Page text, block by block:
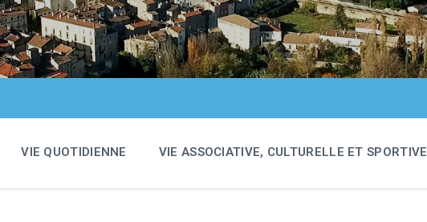
VIE QUOTIDIENNE VIE ASSOCIATIVE, CULTURELLE ET SPORTIVE